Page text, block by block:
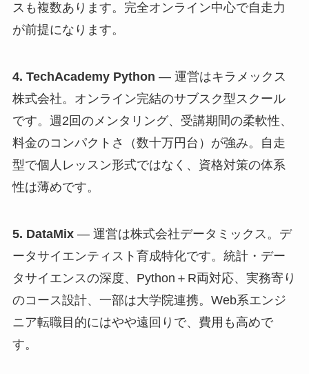
スも複数あります。完全オンライン中心で自走力
が前提になります。
4. TechAcademy Python — 運営はキラメックス
株式会社。オンライン完結のサブスク型スクール
です。週2回のメンタリング、受講期間の柔軟性、
料金のコンパクトさ（数十万円台）が強み。自走
型で個人レッスン形式ではなく、資格対策の体系
性は薄めです。
5. DataMix— 運営は株式会社データミックス。デ
ータサイエンティスト育成特化です。統計・デー
タサイエンスの深度、Python＋R両対応、実務寄り
のコース設計、一部は大学院連携。Web系エンジ
ニア転職目的にはやや遠回りで、費用も高めで
す。